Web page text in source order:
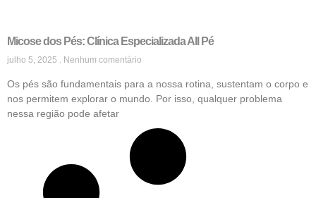
Micose dos Pés: Clínica Especializada All Pé
julho 5, 2025 Nenhum comentário
Os pés são fundamentais para a nossa rotina, sustentam o corpo e
nos permitem explorar o mundo. Por isso, qualquer problema
nessa região pode afetar